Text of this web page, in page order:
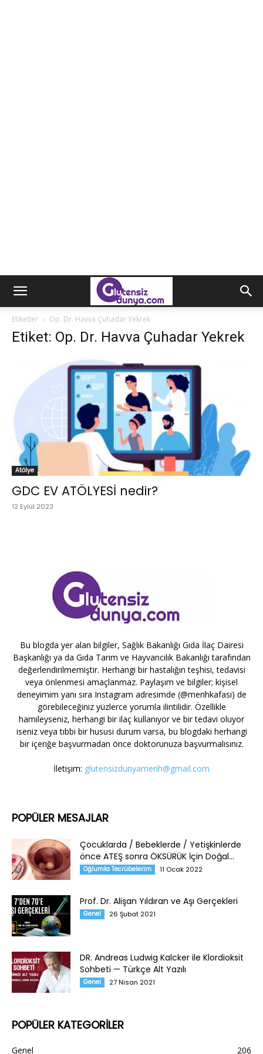
Etiketler Op. Dr. Havva Çuhadar Yekrek
Etiket: Op. Dr. Havva Çuhadar Yekrek
Atölye
GDC EV ATÖLYESİ nedir?
12 Eylül 2023
Bu blogda yer alan bilgiler, Sağlık Bakanlığı Gıda İlaç Dairesi
Başkanlığı ya da Gıda Tarım ve Hayvancılık Bakanlığı tarafından
değerlendirilmemiştir. Herhangi bir hastalığın teşhisi, tedavisi
veya önlenmesi amaçlanmaz. Paylaşım ve bilgiler; kişisel
deneyimim yanı sıra Instagram adresimde (@merihkafasi) de
görebileceğiniz yüzlerce yorumla ilintilidir. Özellikle
hamileyseniz, herhangi bir ilaç kullanıyor ve bir tedavi oluyor
iseniz veya tıbbi bir hususi durum varsa, bu blogdaki herhangi
bir içeriğe başvurmadan önce doktorunuza başvurmalısınız.
İletişim: glutensizdunyamerih@gmail.com
POPÜLER MESAJLAR
Çocuklarda / Bebeklerde / Yetişkinlerde
önce ATEŞ sonra ÖKSÜRÜK İçin Doğal...
Oğlumla Tecrübelerim 11 Ocak 2022
Prof. Dr. Alişan Yıldıran ve Aşı Gerçekleri
Genel 26 Şubat 2021
DR. Andreas Ludwig Kalcker ile Klordioksit
Sohbeti — Türkçe Alt Yazılı
Genel 27 Nisan 2021
POPÜLER KATEGORİLER
Genel 206